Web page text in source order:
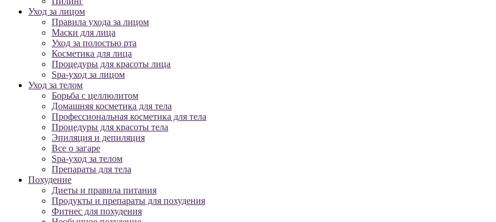
Уход за лицом
Правила ухода за лицом
Маски для лица
Уход за полостью рта
Косметика для лица
Процедуры для красоты лица
Spa-уход за лицом
Уход за телом
Борьба с целлюлитом
Домашняя косметика для тела
Профессиональная косметика для тела
Процедуры для красоты тела
Эпиляция и депиляция
Все о загаре
Spa-уход за телом
Препараты для тела
Похудение
Диеты и правила питания
Продукты и препараты для похудения
Фитнес для похудения